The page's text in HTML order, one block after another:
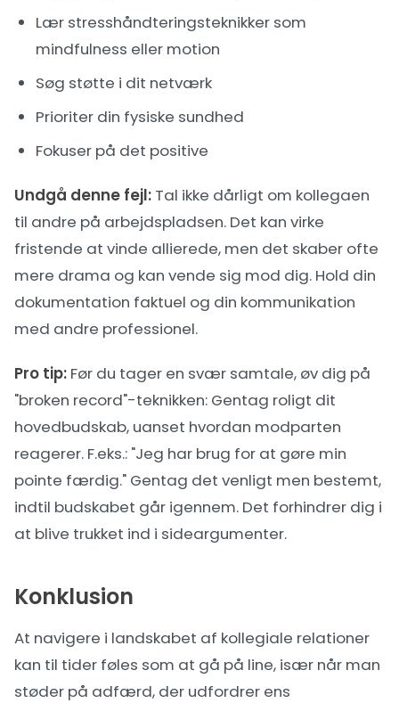
Lær stresshåndteringsteknikker som
mindfulness eller motion
Søg støtte i dit netværk
Prioriter din fysiske sundhed
Fokuser på det positive
Undgå denne fejl: Tal ikke dårligt om kollegaen
til andre på arbejdspladsen. Det kan virke
fristende at vinde allierede, men det skaber ofte
mere drama og kan vende sig mod dig. Hold din
dokumentation faktuel og din kommunikation
med andre professionel.
Pro tip: Før du tager en svær samtale, øv dig på
"broken record"-teknikken: Gentag roligt dit
hovedbudskab, uanset hvordan modparten
reagerer. F.eks.: "Jeg har brug for at gøre min
pointe færdig." Gentag det venligt men bestemt,
indtil budskabet går igennem. Det forhindrer dig i
at blive trukket ind i sideargumenter.
Konklusion
At navigere i landskabet af kollegiale relationer
kan til tider føles som at gå på line, især når man
støder på adfærd, der udfordrer ens